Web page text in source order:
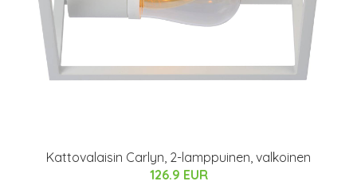
Kattovalaisin Carlyn, 2-lamppuinen, valkoinen
126.9 EUR